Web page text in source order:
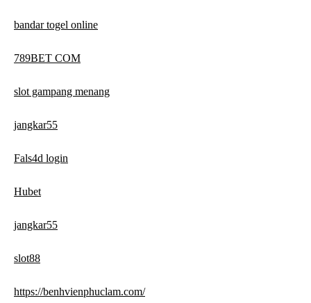
bandar togel online
789BET COM
slot gampang menang
jangkar55
Fals4d login
Hubet
jangkar55
slot88
https://benhvienphuclam.com/